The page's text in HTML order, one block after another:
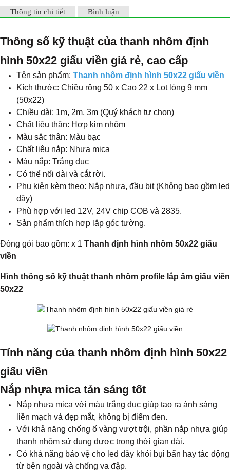
Có thể cắt
ngắn tùy theo
nơi cài đặt.
Có 2 đầu bịt và
1 nắp nhựa.
Có thể nối tiếp
Thông tin chi tiết Bình luận
Thông số kỹ thuật của thanh nhôm định
hình 50x22 giấu viền giá rẻ, cao cấp
Tên sản phẩm: Thanh nhôm định hình 50x22 giấu viền
Kích thước: Chiều rộng 50 x Cao 22 x Lọt lòng 9 mm
(50x22)
Chiều dài: 1m, 2m, 3m (Quý khách tự chọn)
Chất liệu thân: Hợp kim nhôm
Màu sắc thân: Màu bạc
Chất liệu nắp: Nhựa mica
Màu nắp: Trắng đục
Có thể nối dài và cắt rời.
Phụ kiện kèm theo: Nắp nhựa, đầu bịt (Không bao gồm led
dây)
Phù hợp với led 12V, 24V chip COB và 2835.
Sản phẩm thích hợp lắp góc tường.
Đóng gói bao gồm: x 1 Thanh định hình nhôm 50x22 giấu
viền
Hình thông số kỹ thuật thanh nhôm profile lắp âm giấu viền
50x22
Tính năng của thanh nhôm định hình 50x22
giấu viền
Nắp nhựa mica tản sáng tốt
Nắp nhựa mica với màu trắng đục giúp tạo ra ánh sáng
liền mạch và đẹp mắt, không bị điểm đen.
Với khả năng chống ố vàng vượt trội, phần nắp nhựa giúp
thanh nhôm sử dụng được trong thời gian dài.
Có khả năng bảo vệ cho led dây khỏi bụi bẩn hay tác động
từ bên ngoài và chống va đập.